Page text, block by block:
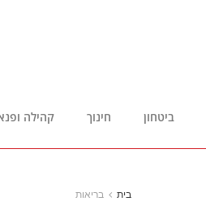
ביטחון חינוך קהילה
בית בריאות